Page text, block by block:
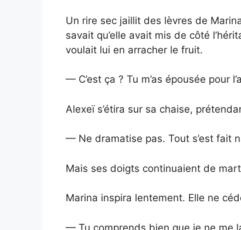
Un rire sec jaillit des lèvres de
savait qu’elle avait mis de côté
voulait lui en arracher le fruit.
— C’est ça ? Tu m’as épousée pour
Alexeï s’étira sur sa chaise,
— Ne dramatise pas. Tout s’est fait
Mais ses doigts continuaient de
Marina inspira lentement. Elle ne
— Tu comprends bien que je ne me